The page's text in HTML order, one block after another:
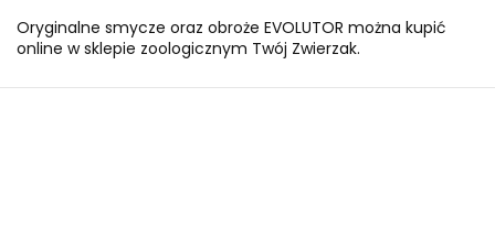
Oryginalne smycze oraz obroże EVOLUTOR można kupić
online w sklepie zoologicznym Twój Zwierzak.